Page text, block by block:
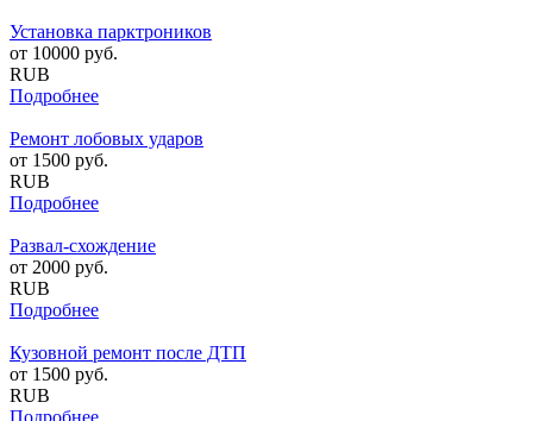
Установка парктроников
от 10000 руб.
RUB
Подробнее
Ремонт лобовых ударов
от 1500 руб.
RUB
Подробнее
Развал-схождение
от 2000 руб.
RUB
Подробнее
Кузовной ремонт после ДТП
от 1500 руб.
RUB
Подробнее